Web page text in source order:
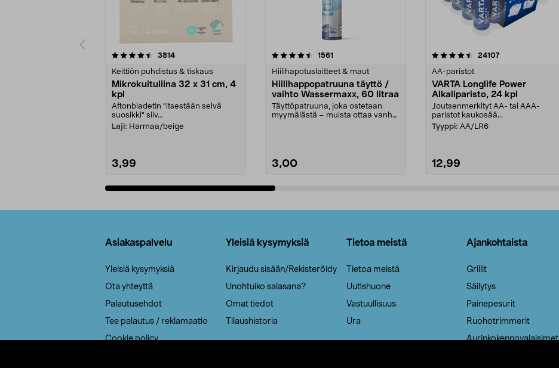
3814arvostelut
Keittiön puhdistus & tiskaus
Mikrokuituliina 32 x 31 cm, 4
kpl
Aftonbladetin "itsestään selvä
suosikki" siiv...
Laji: Harmaa/beige
3,99
4.5viidestä
1561
Hiilihapotuslaitteet & maut
Hiilihappopatruuna täyttö /
vaihto Wassermaxx, 60 litraa
Täyttöpatruuna, joka ostetaan
myymälästä – muista ottaa vanha
3,00
4.5viidestä
24107arvostelut
AA-paristot
VARTA Longlife Power
Alkaliparisto, 24 kpl
Joutsenmerkityt AA- tai AAA-
paristot kaukosää...
Tyyppi: AA/LR6
12,99
4.5viidestä
Asiakaspalvelu
Yleisiä kysymyksiä
Ota yhteyttä
Palautusehdot
Tee palautus / reklamaatio
Cookie policy
Yleisiä kysymyksiä
Kirjaudu sisään/Rekisteröidy
Unohtuiko salasana?
Omat tiedot
Tilaushistoria
Tietoa meistä
Tietoa meistä
Uutishuone
Vastuullisuus
Ura
Ajankohtaista
Grillit
Säilytys
Painepesurit
Ruohotrimmerit
Aurinkokennovalaisimet